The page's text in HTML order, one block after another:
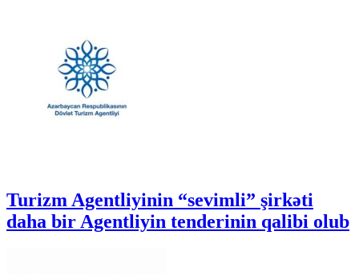
Turizm Agentliyinin “sevimli” şirkəti
daha bir Agentliyin tenderinin qalibi olub